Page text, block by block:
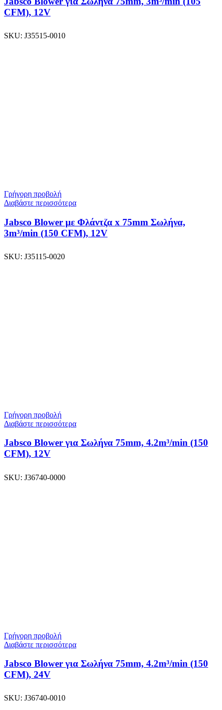
CFM), 12V
SKU: J35515-0010
Γρήγορη προβολή
Διαβάστε περισσότερα
Jabsco Blower με Φλάντζα x 75mm Σωλήνα,
3m³/min (150 CFM), 12V
SKU: J35115-0020
Γρήγορη προβολή
Διαβάστε περισσότερα
Jabsco Blower για Σωλήνα 75mm, 4.2m³/min (150
CFM), 12V
SKU: J36740-0000
Γρήγορη προβολή
Διαβάστε περισσότερα
Jabsco Blower για Σωλήνα 75mm, 4.2m³/min (150
CFM), 24V
SKU: J36740-0010